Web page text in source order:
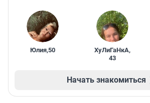
Юлия,50 ХуЛиГаНкА,
43
Начать знакомиться